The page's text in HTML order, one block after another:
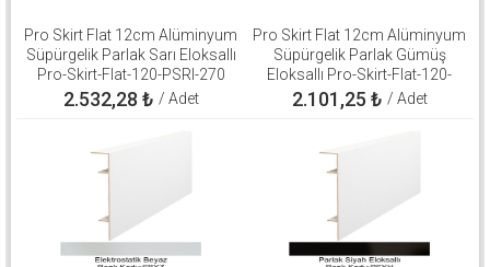
Pro Skirt Flat 12cm Alüminyum
Süpürgelik Parlak Sarı Eloksallı
Pro-Skirt-Flat-120-PSRI-270
2.532,28 ₺ / Adet
Pro Skirt Flat 12cm Alüminyum
Süpürgelik Parlak Gümüş
Eloksallı Pro-Skirt-Flat-120-
PBYZ-270
2.101,25 ₺ / Adet